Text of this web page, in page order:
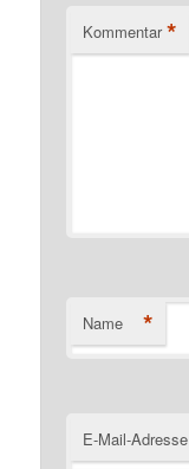
Kommentar *
Name *
E-Mail-Adresse